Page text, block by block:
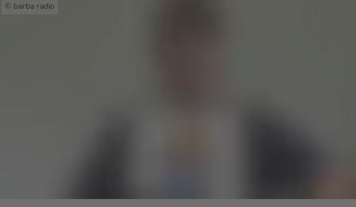
barba radio